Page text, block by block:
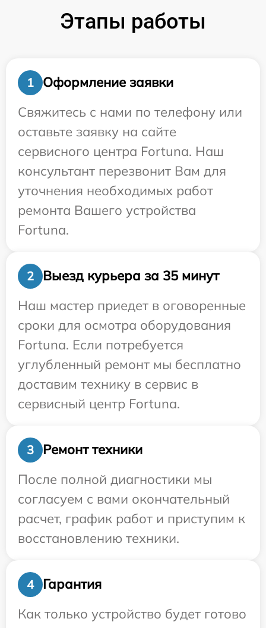
Этапы работы
1
Оформление заявки
Свяжитесь с нами по телефону или
оставьте заявку на сайте
сервисного центра Fortuna. Наш
консультант перезвонит Вам для
уточнения необходимых работ
ремонта Вашего устройства
Fortuna.
2
Выезд курьера за 35 минут
Наш мастер приедет в оговоренные
сроки для осмотра оборудования
Fortuna. Если потребуется
углубленный ремонт мы бесплатно
доставим технику в сервис в
сервисный центр Fortuna.
3
Ремонт техники
После полной диагностики мы
согласуем с вами окончательный
расчет, график работ и приступим к
восстановлению техники.
4
Гарантия
Как только устройство будет готово